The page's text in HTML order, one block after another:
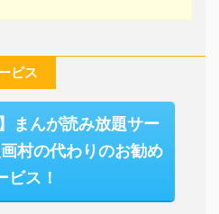
ビス
まんが読み放題サー
村の代わりのお勧め
ビス！